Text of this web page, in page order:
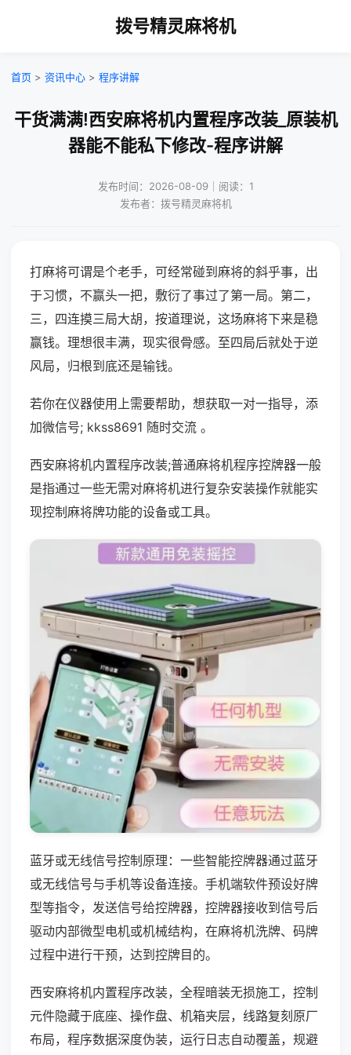
拨号精灵麻将机
首页 > 资讯中心 > 程序讲解
干货满满!西安麻将机内置程序改装_原装机
器能不能私下修改-程序讲解
发布时间：2026-08-09｜阅读：1
发布者：拨号精灵麻将机
打麻将可谓是个老手，可经常碰到麻将的斜乎事，出
于习惯，不赢头一把，敷衍了事过了第一局。第二，
三，四连摸三局大胡，按道理说，这场麻将下来是稳
赢钱。理想很丰满，现实很骨感。至四局后就处于逆
风局，归根到底还是输钱。
若你在仪器使用上需要帮助，想获取一对一指导，添
加微信号; kkss8691 随时交流 。
西安麻将机内置程序改装;普通麻将机程序控牌器一般
是指通过一些无需对麻将机进行复杂安装操作就能实
现控制麻将牌功能的设备或工具。
蓝牙或无线信号控制原理：一些智能控牌器通过蓝牙
或无线信号与手机等设备连接。手机端软件预设好牌
型等指令，发送信号给控牌器，控牌器接收到信号后
驱动内部微型电机或机械结构，在麻将机洗牌、码牌
过程中进行干预，达到控牌目的。
西安麻将机内置程序改装，全程暗装无损施工，控制
元件隐藏于底座、操作盘、机箱夹层，线路复刻原厂
布局，程序数据深度伪装，运行日志自动覆盖，规避